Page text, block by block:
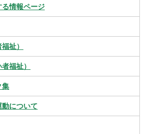
情報ページ
祉）
福祉）
集
について